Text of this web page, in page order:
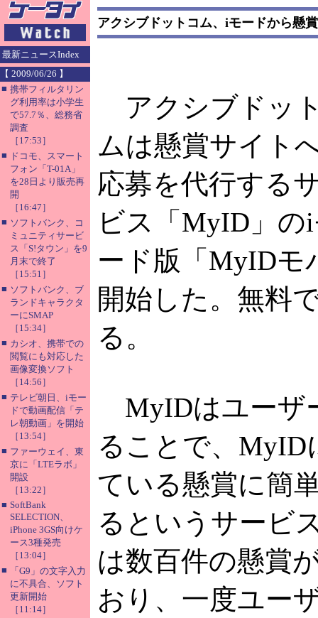
最新ニュースIndex
【 2009/06/26 】
■ 携帯フィルタリン
グ利用率は小学生
で57.7％、総務省
調査
［17:53］
■ ドコモ、スマート
フォン「T-01A」
を28日より販売再
開
［16:47］
■ ソフトバンク、コ
ミュニティサービ
ス「S!タウン」を9
月末で終了
［15:51］
■ ソフトバンク、ブ
ランドキャラクタ
ーにSMAP
［15:34］
■ カシオ、携帯での
閲覧にも対応した
画像変換ソフト
［14:56］
■ テレビ朝日、iモー
ドで動画配信「テ
レ朝動画」を開始
［13:54］
■ ファーウェイ、東
京に「LTEラボ」
開設
［13:22］
■ SoftBank
SELECTION、
iPhone 3GS向けケ
ース3種発売
［13:04］
■
「G9」の文字入力
に不具合、ソフト
更新開始
［11:14］
アクシブドットコム、iモードから懸
アクシブドッ
ムは懸賞サイト
応募を代行する
ビス「MyID」の
ード版「MyIDモ
開始した。無料
る。
MyIDはユーザ
ることで、MyID
ている懸賞に簡
るというサービ
は数百件の懸賞
おり、一度ユー